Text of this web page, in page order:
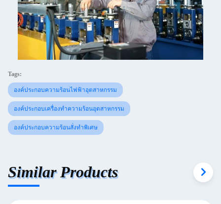
Tags:
องค์ประกอบความร้อนไฟฟ้าอุตสาหกรรม
องค์ประกอบเครื่องทำความร้อนอุตสาหกรรม
องค์ประกอบความร้อนสั่งทำพิเศษ
Similar Products